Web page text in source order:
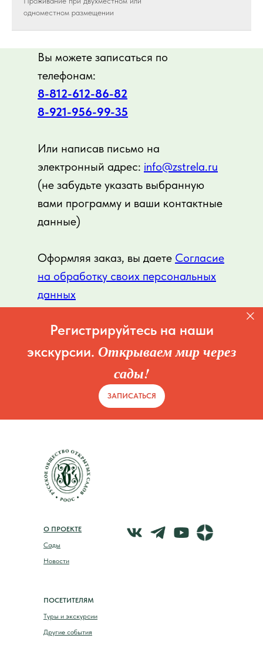
одноместном размещении
Вы можете записаться по
телефонам:
8-812-612-86-82
8-921-956-99-35
Или написав письмо на
электронный адрес: info@zstrela.ru
(не забудьте указать выбранную
вами программу и ваши контактные
данные)
Оформляя заказ, вы даете Согласие
на обработку своих персональных
данных
Регистрируйтесь на наши
экскурсии. Открываем мир через
сады!
ЗАПИСАТЬСЯ
О ПРОЕКТЕ
Сады
Новости
ПОСЕТИТЕЛЯМ
Туры и экскурсии
Другие события